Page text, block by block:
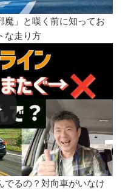
魔」と嘆く前に知ってお
な走り方
でるの？対向車がいなけ